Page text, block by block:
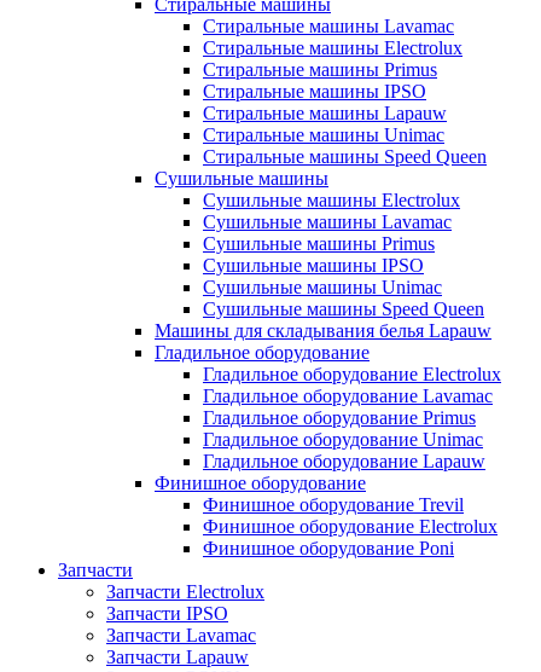
Стиральные машины
Стиральные машины Lavamac
Стиральные машины Electrolux
Стиральные машины Primus
Стиральные машины IPSO
Стиральные машины Lapauw
Стиральные машины Unimac
Стиральные машины Speed Queen
Сушильные машины
Сушильные машины Electrolux
Сушильные машины Lavamac
Сушильные машины Primus
Сушильные машины IPSO
Сушильные машины Unimac
Сушильные машины Speed Queen
Машины для складывания белья Lapauw
Гладильное оборудование
Гладильное оборудование Electrolux
Гладильное оборудование Lavamac
Гладильное оборудование Primus
Гладильное оборудование Unimac
Гладильное оборудование Lapauw
Финишное оборудование
Финишное оборудование Trevil
Финишное оборудование Electrolux
Финишное оборудование Poni
Запчасти
Запчасти Electrolux
Запчасти IPSO
Запчасти Lavamac
Запчасти Lapauw